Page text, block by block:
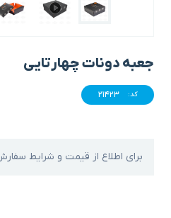
جعبه دونات چهارتایی
کد: 21423
برای اطلاع از قیمت و شرایط